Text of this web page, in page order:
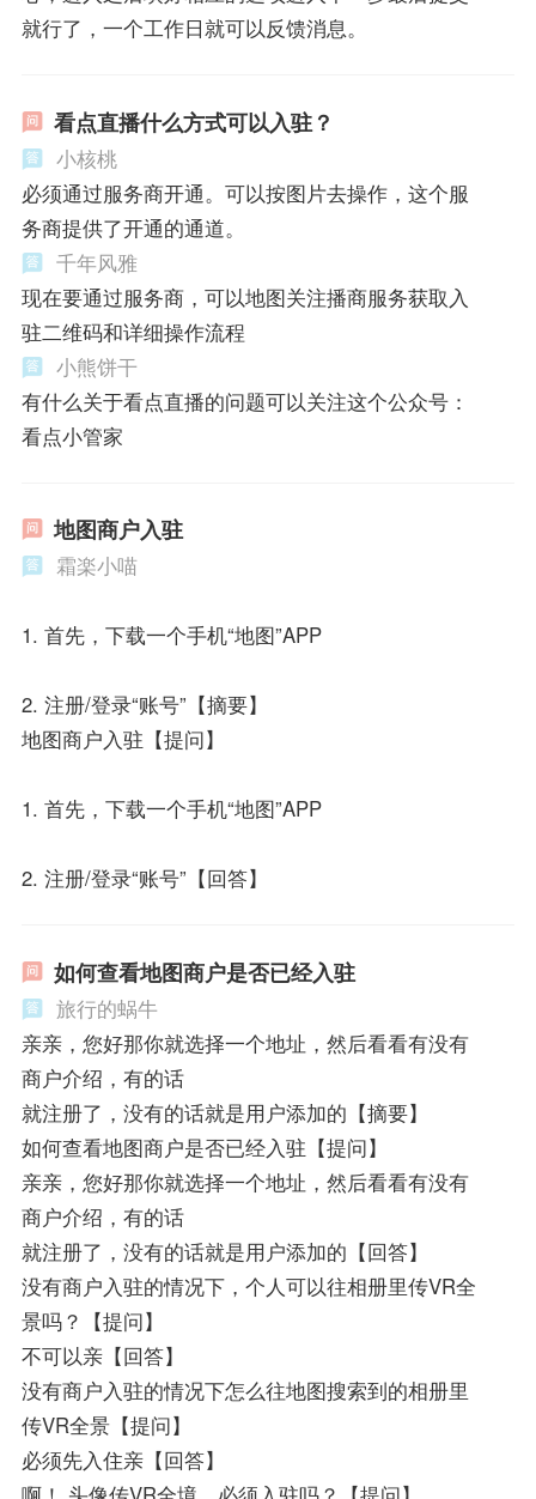
就行了，一个工作日就可以反馈消息。
看点直播什么方式可以入驻？
小核桃
必须通过服务商开通。可以按图片去操作，这个服
务商提供了开通的通道。
千年风雅
现在要通过服务商，可以地图关注播商服务获取入
驻二维码和详细操作流程
小熊饼干
有什么关于看点直播的问题可以关注这个公众号：
看点小管家
地图商户入驻
霜楽小喵
1. 首先，下载一个手机“地图”APP
2. 注册/登录“账号”【摘要】
地图商户入驻【提问】
1. 首先，下载一个手机“地图”APP
2. 注册/登录“账号”【回答】
如何查看地图商户是否已经入驻
旅行的蜗牛
亲亲，您好那你就选择一个地址，然后看看有没有
商户介绍，有的话
就注册了，没有的话就是用户添加的【摘要】
如何查看地图商户是否已经入驻【提问】
亲亲，您好那你就选择一个地址，然后看看有没有
商户介绍，有的话
就注册了，没有的话就是用户添加的【回答】
没有商户入驻的情况下，个人可以往相册里传VR全
景吗？【提问】
不可以亲【回答】
没有商户入驻的情况下怎么往地图搜索到的相册里
传VR全景【提问】
必须先入住亲【回答】